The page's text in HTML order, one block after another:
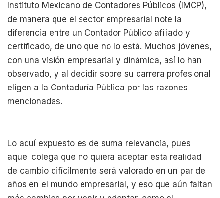
Instituto Mexicano de Contadores Públicos (IMCP),
de manera que el sector empresarial note la
diferencia entre un Contador Público afiliado y
certificado, de uno que no lo está. Muchos jóvenes,
con una visión empresarial y dinámica, así lo han
observado, y al decidir sobre su carrera profesional
eligen a la Contaduría Pública por las razones
mencionadas.
Lo aquí expuesto es de suma relevancia, pues
aquel colega que no quiera aceptar esta realidad
de cambio difícilmente será valorado en un par de
años en el mundo empresarial, y eso que aún faltan